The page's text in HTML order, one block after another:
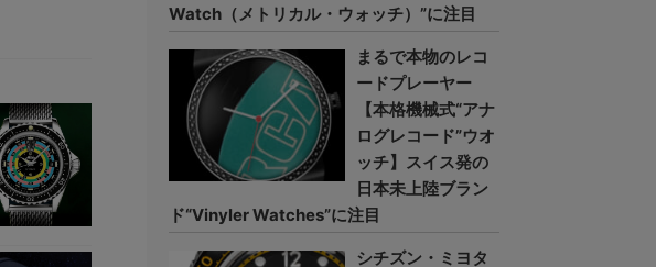
Watch（メトリカル・ウォッチ）”に注目
まるで本物のレコ
ードプレーヤー
【本格機械式“アナ
ログレコード”ウオ
ッチ】スイス発の
日本未上陸ブラン
ド“Vinyler Watches”に注目
シチズン・ミヨタ